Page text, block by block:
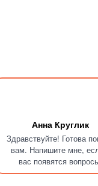
Анна Круглик
Здравствуйте! Готова
вам. Напишите мне,
вас появятся